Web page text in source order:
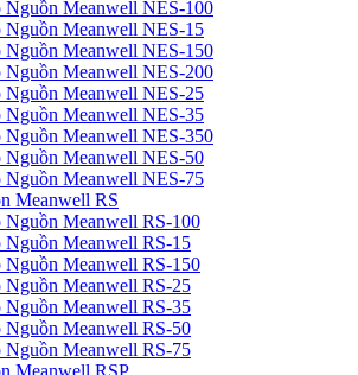
Nguồn Meanwell NES-100
Nguồn Meanwell NES-15
Nguồn Meanwell NES-150
Nguồn Meanwell NES-200
Nguồn Meanwell NES-25
Nguồn Meanwell NES-35
Nguồn Meanwell NES-350
Nguồn Meanwell NES-50
Nguồn Meanwell NES-75
Meanwell RS
Nguồn Meanwell RS-100
Nguồn Meanwell RS-15
Nguồn Meanwell RS-150
Nguồn Meanwell RS-25
Nguồn Meanwell RS-35
Nguồn Meanwell RS-50
Nguồn Meanwell RS-75
Meanwell RSP